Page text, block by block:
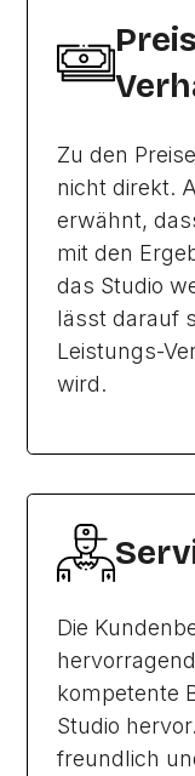
Zu den
nicht direkt.
erwähnt,
mit den
das Studio
lässt darauf
Leistungs-
wird.
Die
kompetente
Studio
freundlich